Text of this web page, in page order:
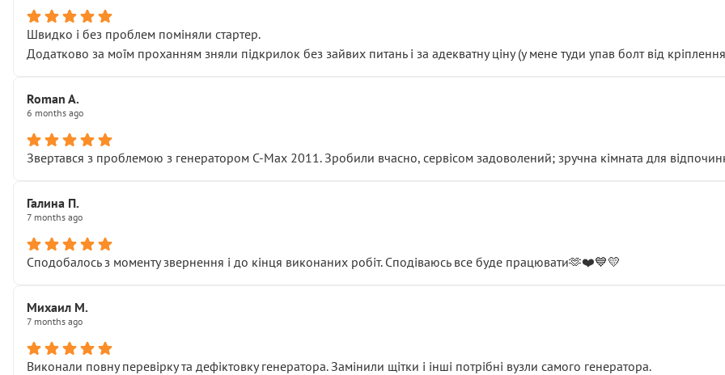
Швидко і без проблем поміняли стартер.
Додатково за моїм проханням зняли підкрилок без зайвих питань і за адекватну ціну (у мене туди упав болт від
Roman A.
6 months ago
Звертався з проблемою з генератором C-Max 2011. Зробили вчасно, сервісом задоволений; зручна кімната для
Галина П.
7 months ago
Сподобалось з моменту звернення і до кінця виконаних робіт. Сподіваюсь все буде працювати🫶❤️💙💛
Михаил М.
7 months ago
Виконали повну перевірку та дефіктовку генератора. Замінили щітки і інші потрібні вузли самого генератора.